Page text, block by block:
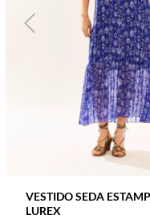
VESTIDO SEDA
LUREX